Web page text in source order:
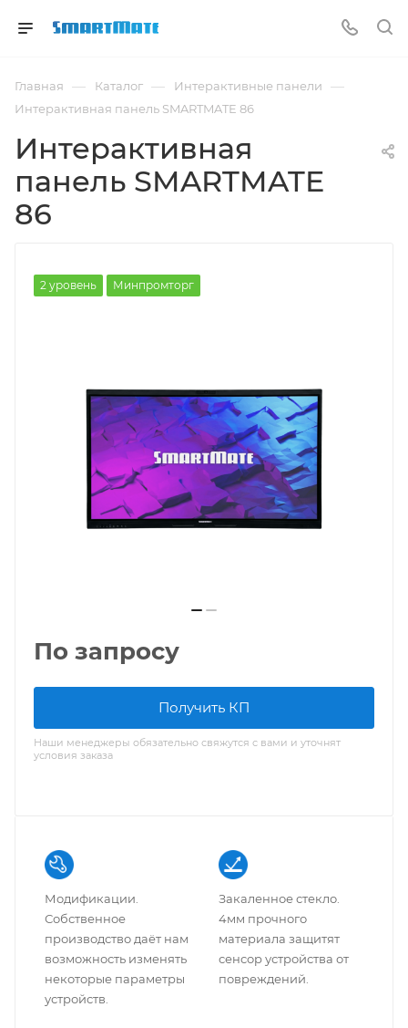
Главная — Каталог — Интерактивные панели —
Интерактивная панель SMARTMATE 86
Интерактивная
панель SMARTMATE
86
2 уровень Минпромторг
По запросу
Получить КП
Наши менеджеры обязательно свяжутся с вами и уточнят
условия заказа
Модификации.
Собственное
производство даёт нам
возможность изменять
некоторые параметры
устройств.
Закаленное стекло.
4мм прочного
материала защитят
сенсор устройства от
повреждений.